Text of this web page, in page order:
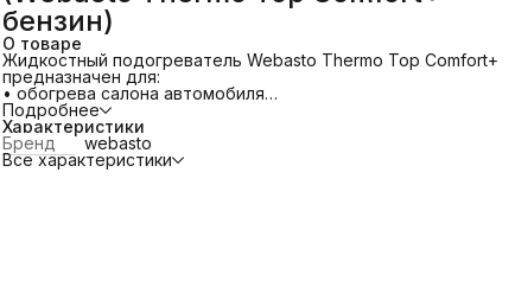
бензин)
О товаре
Жидкостный подогреватель Webasto Thermo Top Comfort+
предназначен для:
• обогрева салона автомобиля
• размораживания стекол
• предварительного прогрева автомобильного двигателя
жидкостного охлаждения.
Отлично подойдет для легковых автомобилей с двигателем
объемом от 2 до 4 литров.
Подробнее
Характеристики
Бренд
webasto
Все характеристики